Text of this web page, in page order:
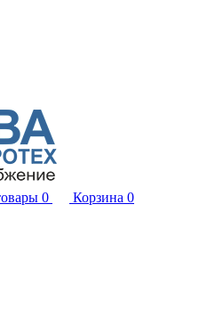
0 Корзина 0